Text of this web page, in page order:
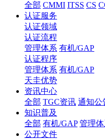
全部 CMMI ITSS CS
认证服务
认证领域
认证流程
管理体系 有机/GAP
认证程序
管理体系 有机/GAP
天圭优势
资讯中心
全部 TGC资讯 通知公
知识普及
全部 有机/GAP 管理
公开文件